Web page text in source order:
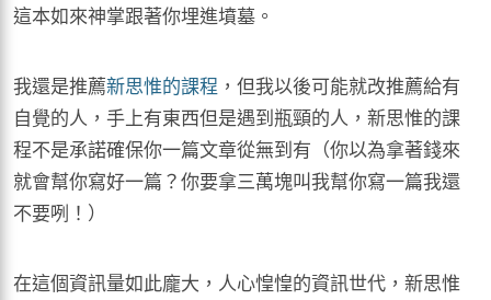
這本如來神掌跟著你埋進墳墓。
我還是推薦新思惟的課程 ，但我以後可能就改推薦給有
自覺的人，手上有東西但是遇到瓶頸的人，新思惟的課
程不是承諾確保你一篇文章從無到有（你以為拿著錢來
就會幫你寫好一篇？你要拿三萬塊叫我幫你寫一篇我還
不要咧！）
在這個資訊量如此龐大，人心惶惶的資訊世代，新思惟